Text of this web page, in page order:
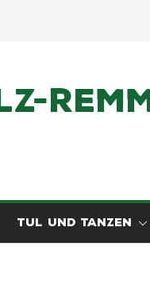
TUL UND TANZEN